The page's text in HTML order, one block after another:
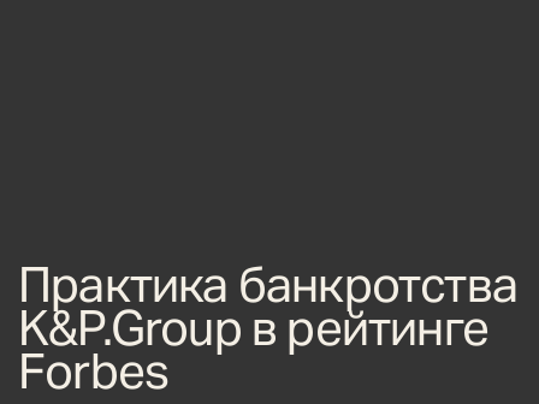
Практика банкротства
K&P.Group в рейтинге
Forbes